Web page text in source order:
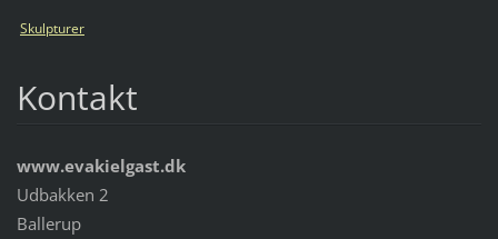
Skulpturer
Kontakt
www.evakielgast.dk
Udbakken 2
Ballerup